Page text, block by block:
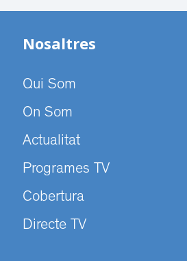
Nosaltres
Qui Som
On Som
Actualitat
Programes TV
Cobertura
Directe TV